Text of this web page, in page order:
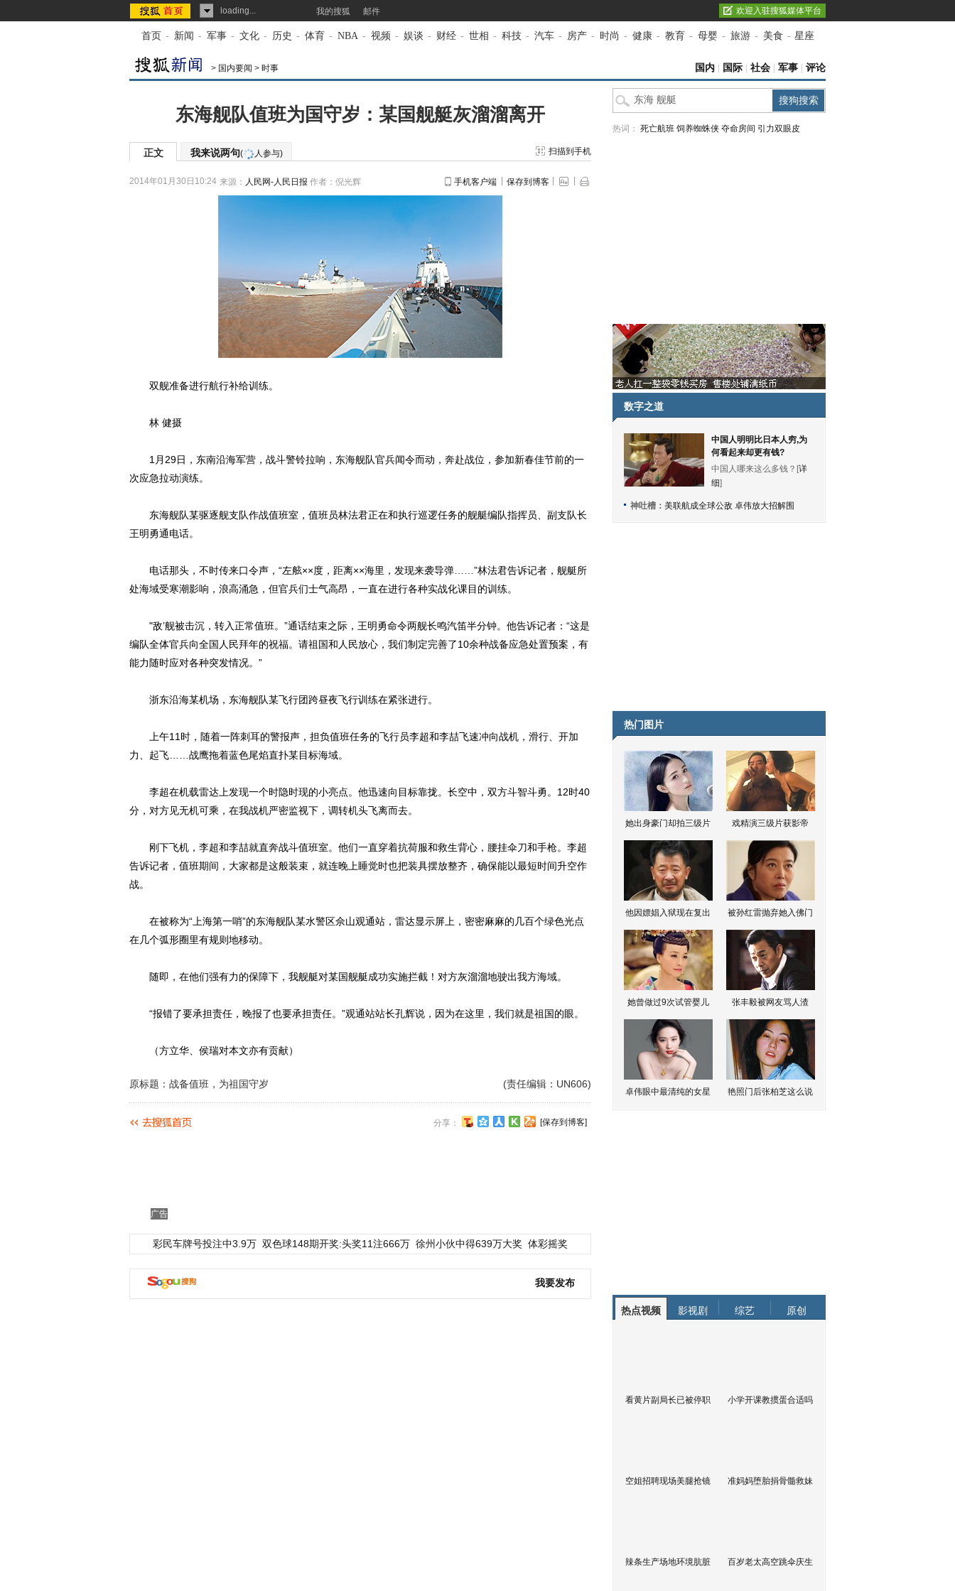
loading... 我的搜狐 邮件 欢迎入驻搜狐媒体平台
首页 - 新闻 - 军事 - 文化 - 历史 - 体育 - NBA - 视频 - 娱谈 - 财经 - 世相 - 科技 - 汽车 - 房产 - 时尚 - 健康 - 教育 - 母婴 - 旅游 - 美食 - 星座
> 国内要闻 > 时事 国内 国际 社会 军事 评论
东海舰队值班为国守岁：某国舰艇灰溜溜离开
正文 我来说两句( 人参与) 扫描到手机
2014年01月30日10:24 来源： 人民网-人民日报 作者：倪光辉 手机客户端 保存到博客
双舰准备进行航行补给训练。
林 健摄
1月29日，东南沿海军营，战斗警铃拉响，东海舰队官兵闻令而动，奔赴战位，参加新春佳节前的一
次应急拉动演练。
东海舰队某驱逐舰支队作战值班室，值班员林法君正在和执行巡逻任务的舰艇编队指挥员、副支队长
王明勇通电话。
电话那头，不时传来口令声，“左舷××度，距离××海里，发现来袭导弹……”林法君告诉记者，舰艇所
处海域受寒潮影响，浪高涌急，但官兵们士气高昂，一直在进行各种实战化课目的训练。
"敌’舰被击沉，转入正常值班。”通话结束之际，王明勇命令两舰长鸣汽笛半分钟。他告诉记者：“这是
编队全体官兵向全国人民拜年的祝福。请祖国和人民放心，我们制定完善了10余种战备应急处置预案，有
能力随时应对各种突发情况。”
浙东沿海某机场，东海舰队某飞行团跨昼夜飞行训练在紧张进行。
上午11时，随着一阵刺耳的警报声，担负值班任务的飞行员李超和李喆飞速冲向战机，滑行、开加
力、起飞……战鹰拖着蓝色尾焰直扑某目标海域。
李超在机载雷达上发现一个时隐时现的小亮点。他迅速向目标靠拢。长空中，双方斗智斗勇。12时40
分，对方见无机可乘，在我战机严密监视下，调转机头飞离而去。
刚下飞机，李超和李喆就直奔战斗值班室。他们一直穿着抗荷服和救生背心，腰挂伞刀和手枪。李超
告诉记者，值班期间，大家都是这般装束，就连晚上睡觉时也把装具摆放整齐，确保能以最短时间升空作
战。
在被称为“上海第一哨”的东海舰队某水警区佘山观通站，雷达显示屏上，密密麻麻的几百个绿色光点
在几个弧形圈里有规则地移动。
随即，在他们强有力的保障下，我舰艇对某国舰艇成功实施拦截！对方灰溜溜地驶出我方海域。
“报错了要承担责任，晚报了也要承担责任。”观通站站长孔辉说，因为在这里，我们就是祖国的眼。
（方立华、侯瑞对本文亦有贡献）
(责任编辑：UN606)
原标题：战备值班，为祖国守岁
分享： [保存到博客]
广告
彩民车牌号投注中3.9万 双色球148期开奖:头奖11注666万 徐州小伙中得639万大奖 体彩摇奖
我要发布
热词： 死亡航班 饲养蜘蛛侠 夺命房间 引力双眼皮
数字之道
中国人明明比日本人穷,为
何看起来却更有钱?
中国人哪来这么多钱？[详
细]
神吐槽： 美联航成全球公敌 卓伟放大招解围
热门图片
她出身豪门却拍三级片 戏精演三级片获影帝
他因嫖娼入狱现在复出 被孙红雷抛弃她入佛门
她曾做过9次试管婴儿 张丰毅被网友骂人渣
卓伟眼中最清纯的女星 艳照门后张柏芝这么说
热点视频 影视剧 综艺 原创
看黄片副局长已被停职 小学开课教掼蛋合适吗
空姐招聘现场美腿抢镜 准妈妈堕胎捐骨髓救妹
辣条生产场地环境肮脏 百岁老太高空跳伞庆生